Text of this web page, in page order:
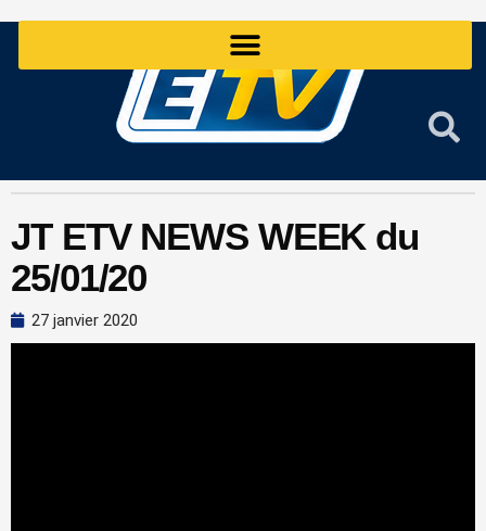
JT ETV NEWS WEEK du
25/01/20
27 janvier 2020